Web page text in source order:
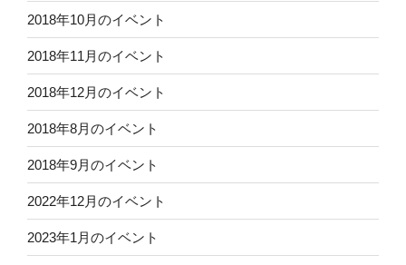
2018年10月のイベント
2018年11月のイベント
2018年12月のイベント
2018年8月のイベント
2018年9月のイベント
2022年12月のイベント
2023年1月のイベント